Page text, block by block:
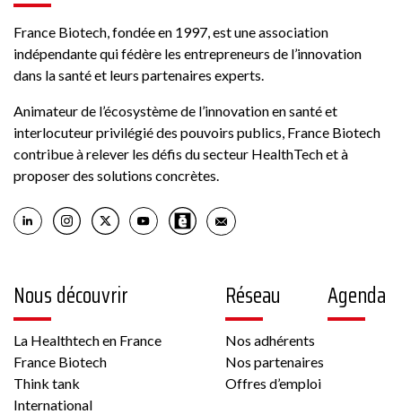
France Biotech, fondée en 1997, est une association
indépendante qui fédère les entrepreneurs de l’innovation
dans la santé et leurs partenaires experts.
Animateur de l’écosystème de l’innovation en santé et
interlocuteur privilégié des pouvoirs publics, France Biotech
contribue à relever les défis du secteur HealthTech et à
proposer des solutions concrètes.
Nous découvrir
La Healthtech en France
France Biotech
Think tank
International
Réseau
Nos adhérents
Nos partenaires
Offres d’emploi
Agenda